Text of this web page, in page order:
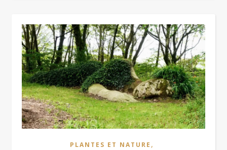
PLANTES ET NATURE ,